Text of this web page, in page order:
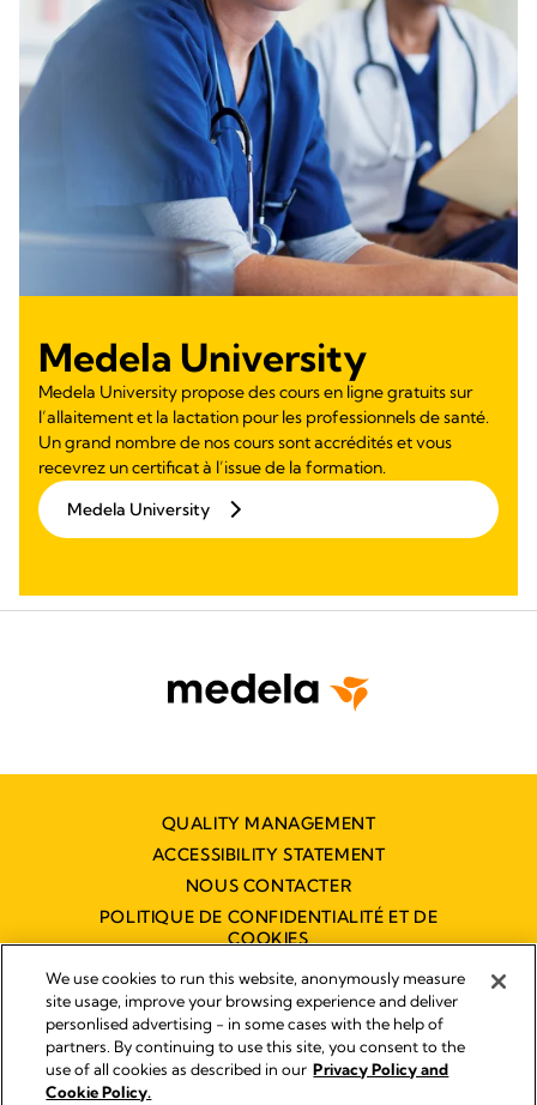
Medela University
Medela University propose des cours en ligne gratuits sur
l’allaitement et la lactation pour les professionnels de santé.
Un grand nombre de nos cours sont accrédités et vous
recevrez un certificat à l’issue de la formation.
Medela University
QUALITY MANAGEMENT
ACCESSIBILITY STATEMENT
NOUS CONTACTER
POLITIQUE DE CONFIDENTIALITÉ ET DE
COOKIES
DÉCLARATION D'ACCESSIBILITÉ
NUMÉRIQUE
Empreinte
We use cookies to run this website, anonymously measure
site usage, improve your browsing experience and deliver
personlised advertising - in some cases with the help of
partners. By continuing to use this site, you consent to the
use of all cookies as described in our Privacy Policy and
Cookie Policy.